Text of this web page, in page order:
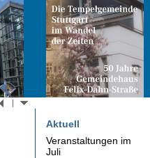
Aktuell
Veranstaltungen im
Juli